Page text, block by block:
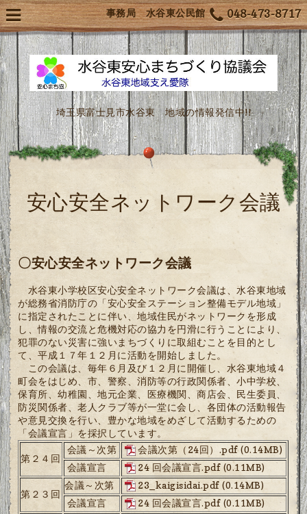
事務局 水谷東公民館 048-473-8717
埼玉県富士見市水谷東 地域の情報発信中!!
安心安全ネットワーク会議
〇安心安全ネットワーク会議
水谷東小学校区安心安全ネットワーク会議は、水谷東地域
が総務省消防庁の「安心安全ステーション整備モデル地域」
に指定されたことに伴い、地域住民がネットワークを形成
し、情報の交流と危機対応の協力を円滑に行うことにより、
犯罪のない災害に強いまちづくりに取組むことを目的とし
て、平成１７年１２月に活動を開始しました。
この会議は、毎年６月及び１２月に開催し、水谷東地域４
町会をはじめ、市、警察、消防等の行政関係者、小中学校、
保育所、幼稚園、地元企業、医療機関、商店会、民生委員、
防災関係者、老人クラブ等が一堂に会し、各団体の活動報告
や意見交換を行い、豊かな地域をめざして活動するための
「会議宣言」を採択しています。
第２４回
会議～次第 会議次第（24回）.pdf (0.14MB)
会議宣言
24 回会議宣言.pdf (0.11MB)
第２３回
会議～次第 23_kaigisidai.pdf (0.14MB)
会議宣言
24 回会議宣言.pdf (0.11MB)